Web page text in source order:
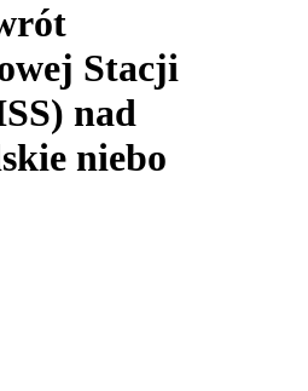
Stacji
nad
niebo